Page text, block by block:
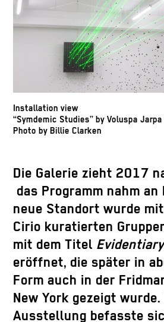
Installation view
“Symdemic Studies” by Voluspa Jarpa
Photo by Billie Clarken
Die Galerie zieht 2017
das Programm nahm
neue Standort wurde
Cirio kuratierten
mit dem Titel
eröffnet, die später in
Form auch in der
New York gezeigt wurde.
Ausstellung befasste